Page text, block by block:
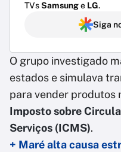
TVsSamsunge LG.
Siga
O grupo investigado
estados e simulava
para vender produtos
Imposto sobre
Serviços (ICMS).
+ Maré alta causa